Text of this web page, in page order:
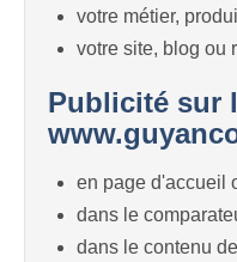
votre métier,
votre site, blog ou
Publicité sur
en page d'accueil
dans le
dans le contenu